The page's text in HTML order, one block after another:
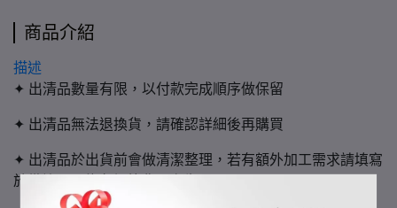
商品介紹
描述
✦ 出清品數量有限，以付款完成順序做保留
✦ 出清品無法退換貨，請確認詳細後再購買
✦ 出清品於出貨前會做清潔整理，若有額外加工需求請填寫
於備註，可能有額外費用產生